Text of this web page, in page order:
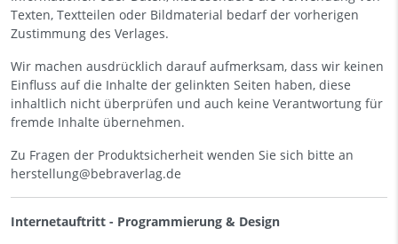
Texten, Textteilen oder Bildmaterial bedarf der vorherigen
Zustimmung des Verlages.
Wir machen ausdrücklich darauf aufmerksam, dass wir keinen
Einfluss auf die Inhalte der gelinkten Seiten haben, diese
inhaltlich nicht überprüfen und auch keine Verantwortung für
fremde Inhalte übernehmen.
Zu Fragen der Produktsicherheit wenden Sie sich bitte an
herstellung@bebraverlag.de
Internetauftritt - Programmierung & Design